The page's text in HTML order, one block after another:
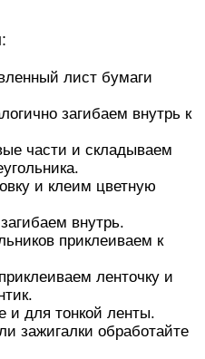
лист бумаги
загибаем внутрь к
части и складываем
и клеим цветную
внутрь.
приклеиваем к
ленточку и
и для тонкой ленты.
зажигалки обработайте